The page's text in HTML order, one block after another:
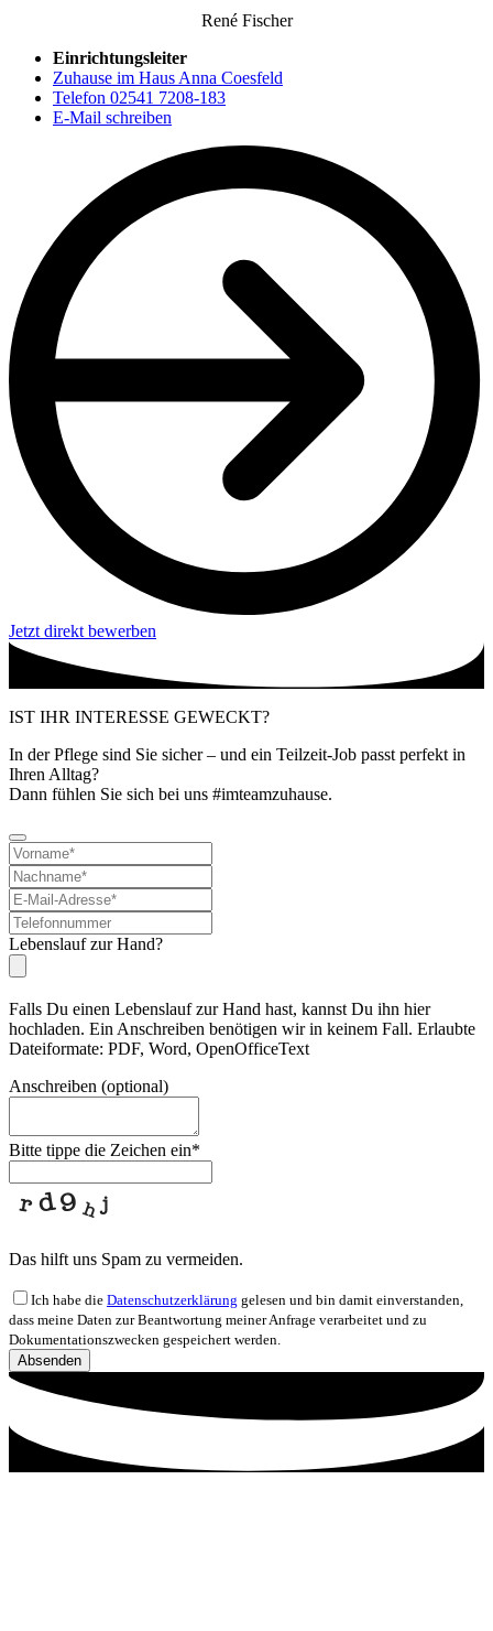
René Fischer
Einrichtungsleiter
Zuhause im Haus Anna Coesfeld
Telefon 02541 7208-183
E-Mail schreiben
Jetzt direkt bewerben
IST IHR INTERESSE GEWECKT?
In der Pflege sind Sie sicher – und ein Teilzeit-Job passt perfekt in
Ihren Alltag?
Dann fühlen Sie sich bei uns #imteamzuhause.
Lebenslauf zur Hand?
Falls Du einen Lebenslauf zur Hand hast, kannst Du ihn hier
hochladen. Ein Anschreiben benötigen wir in keinem Fall. Erlaubte
Dateiformate: PDF, Word, OpenOfficeText
Anschreiben (optional)
Bitte tippe die Zeichen ein*
Das hilft uns Spam zu vermeiden.
Ich habe die Datenschutzerklärung gelesen und bin damit einverstanden,
dass meine Daten zur Beantwortung meiner Anfrage verarbeitet und zu
Dokumentationszwecken gespeichert werden.
Absenden
Website